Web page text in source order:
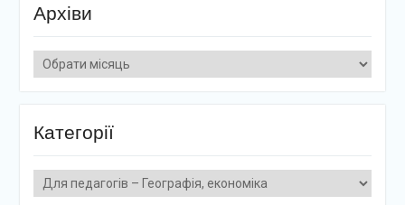
Архіви
Архіви
Категорії
Категорії